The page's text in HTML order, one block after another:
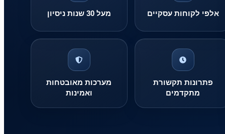
אלפי לקוחות עסקיים מעל 30 שנות ניסיון
פתרונות תקשורת
מתקדמים
מערכות מאובטחות
ואמינות